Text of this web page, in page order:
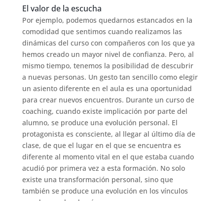
El valor de la escucha
Por ejemplo, podemos quedarnos estancados en la
comodidad que sentimos cuando realizamos las
dinámicas del curso con compañeros con los que ya
hemos creado un mayor nivel de confianza. Pero, al
mismo tiempo, tenemos la posibilidad de descubrir
a nuevas personas. Un gesto tan sencillo como elegir
un asiento diferente en el aula es una oportunidad
para crear nuevos encuentros. Durante un curso de
coaching, cuando existe implicación por parte del
alumno, se produce una evolución personal. El
protagonista es consciente, al llegar al último día de
clase, de que el lugar en el que se encuentra es
diferente al momento vital en el que estaba cuando
acudió por primera vez a esta formación. No solo
existe una transformación personal, sino que
también se produce una evolución en los vínculos